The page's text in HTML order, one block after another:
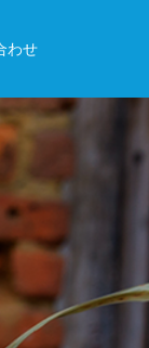
わせ